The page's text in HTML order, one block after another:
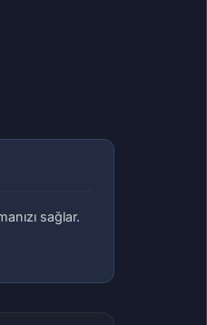
sağlar.